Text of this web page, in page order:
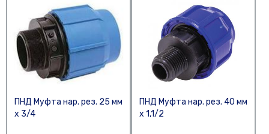
ПНД Муфта нар. рез. 25 мм
х 3/4
ПНД Муфта нар. рез. 40 мм
х 1,1/2